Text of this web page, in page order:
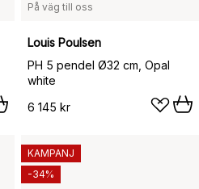
På väg till oss
Louis Poulsen
PH 5 pendel Ø32 cm, Opal
white
6 145 kr
KAMPANJ
-34%